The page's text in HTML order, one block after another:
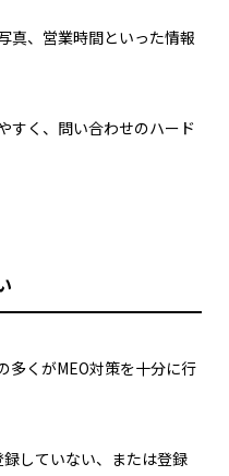
真、営業時間といった情報
すく、問い合わせのハード
多くがMEO対策を十分に行
していない、または登録